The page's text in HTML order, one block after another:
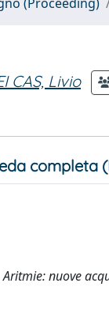
CAS, Livio
completa
nuove